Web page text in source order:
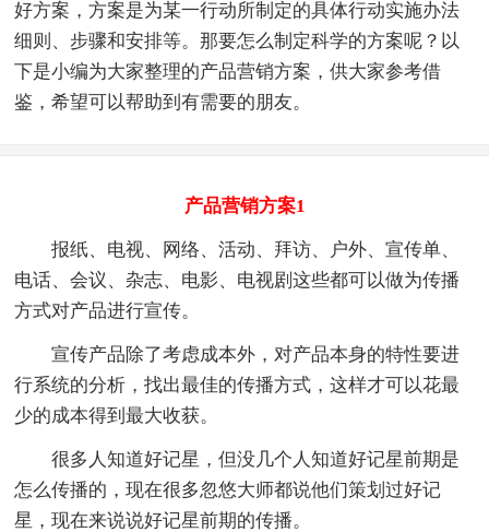
好方案，方案是为某一行动所制定的具体行动实施办法
细则、步骤和安排等。那要怎么制定科学的方案呢？以
下是小编为大家整理的产品营销方案，供大家参考借
鉴，希望可以帮助到有需要的朋友。
产品营销方案1
报纸、电视、网络、活动、拜访、户外、宣传单、
电话、会议、杂志、电影、电视剧这些都可以做为传播
方式对产品进行宣传。
宣传产品除了考虑成本外，对产品本身的特性要进
行系统的分析，找出最佳的传播方式，这样才可以花最
少的成本得到最大收获。
很多人知道好记星，但没几个人知道好记星前期是
怎么传播的，现在很多忽悠大师都说他们策划过好记
星，现在来说说好记星前期的传播。